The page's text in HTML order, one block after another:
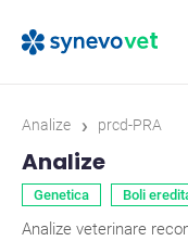
Analize › prcd-PRA
Analize
Genetica Boli
Analize veterinare